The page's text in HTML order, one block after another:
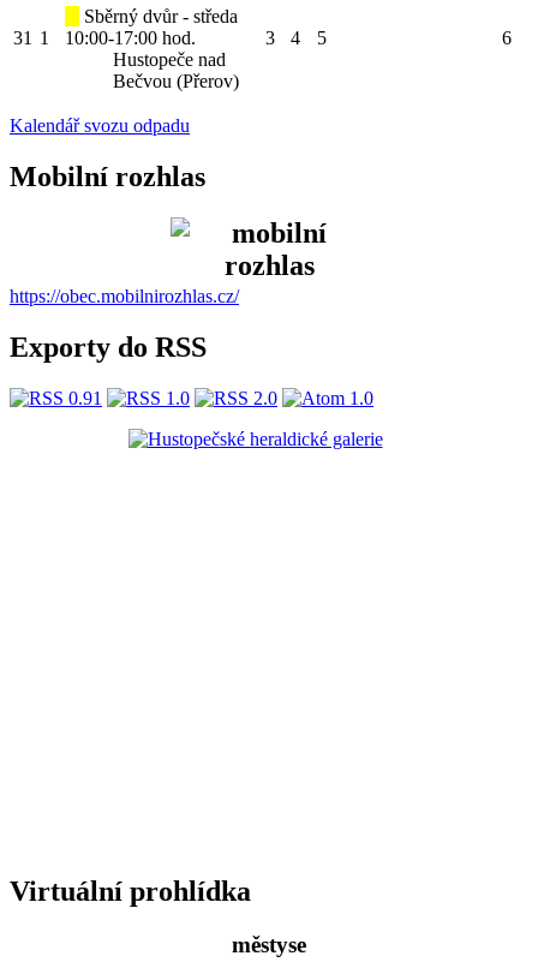
31 1
Sběrný dvůr - středa
10:00-17:00 hod.
Hustopeče nad
Bečvou (Přerov)
3 4 5 6
Kalendář svozu odpadu
Mobilní rozhlas
https://obec.mobilnirozhlas.cz/
Exporty do RSS
Virtuální prohlídka
městyse